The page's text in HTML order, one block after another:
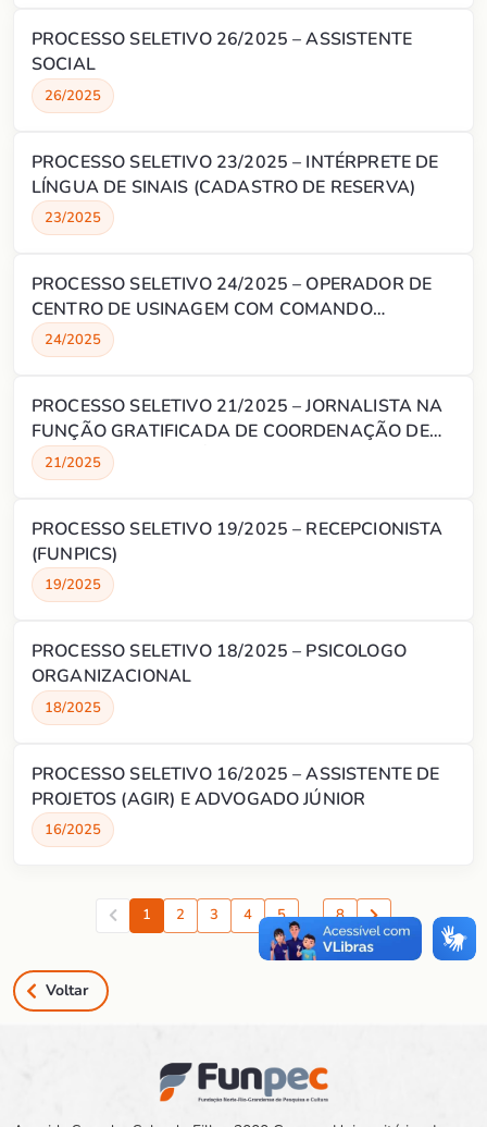
PROCESSO SELETIVO 26/2025 – ASSISTENTE
SOCIAL
26/2025
PROCESSO SELETIVO 23/2025 – INTÉRPRETE DE
LÍNGUA DE SINAIS (CADASTRO DE RESERVA)
23/2025
PROCESSO SELETIVO 24/2025 – OPERADOR DE
CENTRO DE USINAGEM COM COMANDO
NUMÉRICO (CADASTRO DE RESERVA)
24/2025
PROCESSO SELETIVO 21/2025 – JORNALISTA NA
FUNÇÃO GRATIFICADA DE COORDENAÇÃO DE
COMUNICAÇÃO E MÍDIA
21/2025
PROCESSO SELETIVO 19/2025 – RECEPCIONISTA
(FUNPICS)
19/2025
PROCESSO SELETIVO 18/2025 – PSICOLOGO
ORGANIZACIONAL
18/2025
PROCESSO SELETIVO 16/2025 – ASSISTENTE DE
PROJETOS (AGIR) E ADVOGADO JÚNIOR
16/2025
Anterior
1 2 3 4 5 … 8 Proxima
Voltar